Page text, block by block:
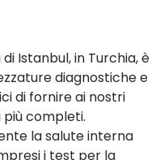
Istanbul, in Turchia, è
diagnostiche e
di fornire ai nostri
completi.
la salute interna
i test per la